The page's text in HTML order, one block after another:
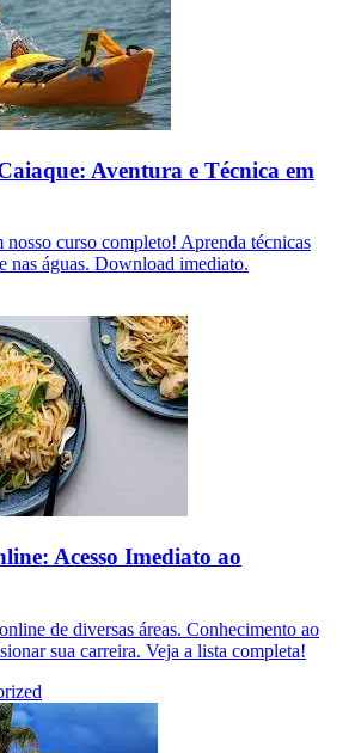
Aventura e Técnica em
curso completo! Aprenda técnicas
nas águas. Download imediato.
Acesso Imediato ao
de diversas áreas. Conhecimento ao
sua carreira. Veja a lista completa!